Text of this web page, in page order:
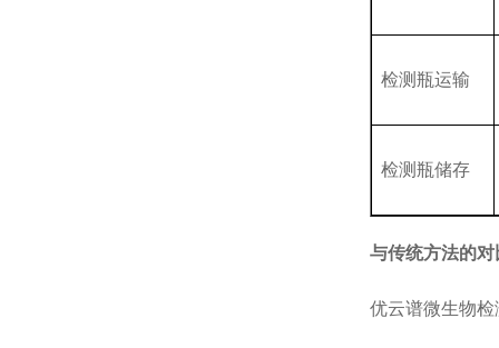
检测瓶运输
检测瓶储存
与传统方法的对
优云谱微生物